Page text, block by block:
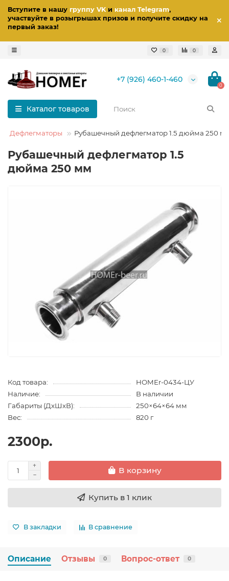
Вступите в нашу группу VKи канал Telegram,
участвуйте в розыгрышах призов и получите скидку на
первый заказ!
0 0
+7 (926) 460-1-460
0
Каталог товаров
и Дефлегматоры Рубашечный дефлегматор 1.5 дюйма 250
Рубашечный дефлегматор 1.5
дюйма 250 мм
Код товара:
HOMEr-0434-ЦУ
Наличие:
В наличии
Габариты (ДхШхВ):
250×64×64 мм
Вес:
820 г
2300р.
В корзину
Купить в 1 клик
В закладки В сравнение
Описание Отзывы 0 Вопрос-ответ 0